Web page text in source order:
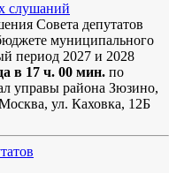
слушаний
Совета депутатов
муниципального
период 2027 и 2028
в 17 ч. 00 мин. по
управы района Зюзино,
ул. Каховка, 12Б